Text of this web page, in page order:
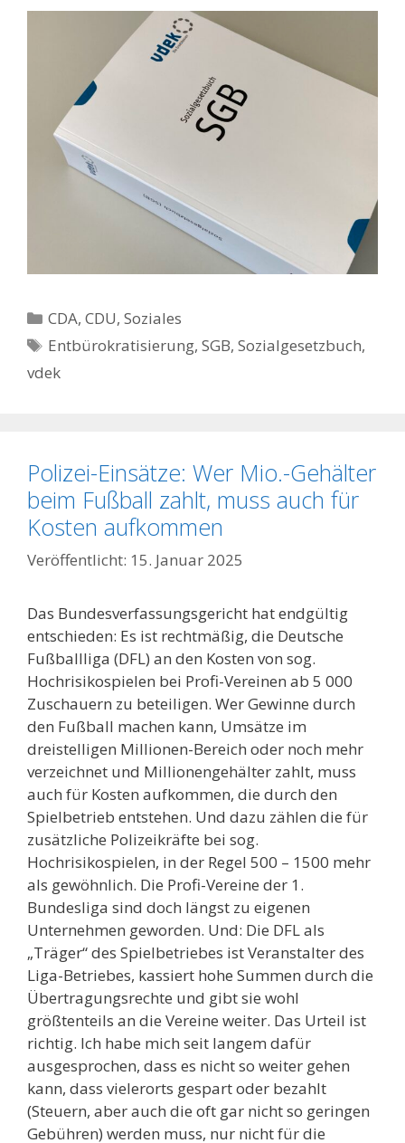
Kategorien
CDA,CDU,Soziales
Schlagwörter
Entbürokratisierung,SGB,Sozialgesetzbuch,
vdek
Polizei-Einsätze: Wer Mio.-Gehälter
beim Fußball zahlt, muss auch für
Kosten aufkommen
15. Januar 2025
Das Bundesverfassungsgericht hat endgültig
entschieden: Es ist rechtmäßig, die Deutsche
Fußballliga (DFL) an den Kosten von sog.
Hochrisikospielen bei Profi-Vereinen ab 5 000
Zuschauern zu beteiligen. Wer Gewinne durch
den Fußball machen kann, Umsätze im
dreistelligen Millionen-Bereich oder noch mehr
verzeichnet und Millionengehälter zahlt, muss
auch für Kosten aufkommen, die durch den
Spielbetrieb entstehen. Und dazu zählen die für
zusätzliche Polizeikräfte bei sog.
Hochrisikospielen, in der Regel 500 – 1500 mehr
als gewöhnlich. Die Profi-Vereine der 1.
Bundesliga sind doch längst zu eigenen
Unternehmen geworden. Und: Die DFL als
„Träger“ des Spielbetriebes ist Veranstalter des
Liga-Betriebes, kassiert hohe Summen durch die
Übertragungsrechte und gibt sie wohl
größtenteils an die Vereine weiter. Das Urteil ist
richtig. Ich habe mich seit langem dafür
ausgesprochen, dass es nicht so weiter gehen
kann, dass vielerorts gespart oder bezahlt
(Steuern, aber auch die oft gar nicht so geringen
Gebühren) werden muss, nur nicht für die